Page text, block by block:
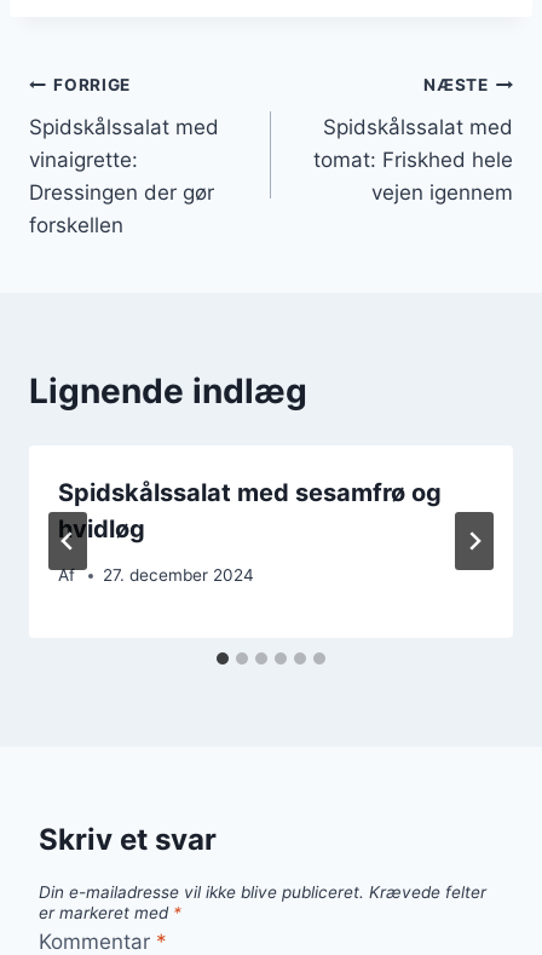
Indlægsnavigation
FORRIGE
Spidskålssalat med
vinaigrette:
Dressingen der gør
forskellen
NÆSTE
Spidskålssalat med
tomat: Friskhed hele
vejen igennem
Lignende indlæg
Spidskålssalat med sesamfrø og
hvidløg
Af 27. december 2024
Skriv et svar
Din e-mailadresse vil ikke blive publiceret. Krævede felter
er markeret med *
Kommentar *